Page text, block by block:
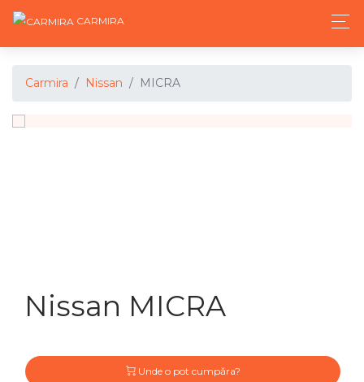
CARMIRA
Carmira Nissan MICRA
Nissan MICRA
Unde o pot cumpăra?